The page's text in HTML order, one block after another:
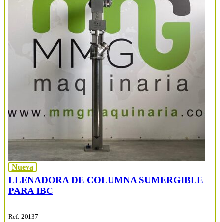
Nueva
LLENADORA DE COLUMNA SUMERGIBLE
PARA IBC
Ref: 20137